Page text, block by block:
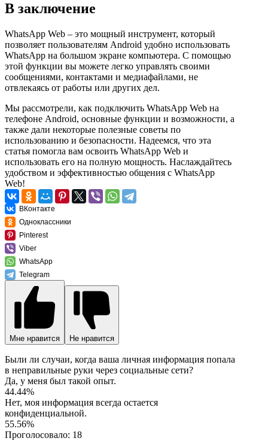
В заключение
WhatsApp Web – это мощный инструмент, который
позволяет пользователям Android удобно использовать
WhatsApp на большом экране компьютера. С помощью
этой функции вы можете легко управлять своими
сообщениями, контактами и медиафайлами, не
отвлекаясь от работы или других дел.
Мы рассмотрели, как подключить WhatsApp Web на
телефоне Android, основные функции и возможности, а
также дали некоторые полезные советы по
использованию и безопасности. Надеемся, что эта
статья помогла вам освоить WhatsApp Web и
использовать его на полную мощность. Наслаждайтесь
удобством и эффективностью общения с WhatsApp
Web!
ВКонтакте
Одноклассники
Pinterest
Viber
WhatsApp
Telegram
Мне нравится Не нравится
Были ли случаи, когда ваша личная информация попала
в неправильные руки через социальные сети?
Да, у меня был такой опыт.
44.44%
Нет, моя информация всегда остается
конфиденциальной.
55.56%
Проголосовало: 18